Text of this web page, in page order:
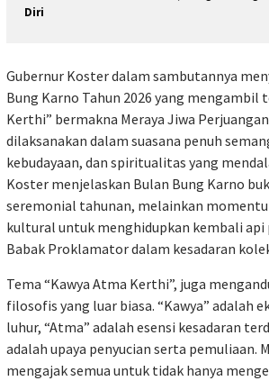
Diri
Gubernur Koster dalam sambutannya
Bung Karno Tahun 2026 yang mengambil
Kerthi” bermakna Meraya Jiwa
dilaksanakan dalam suasana penuh
kebudayaan, dan spiritualitas yang
Koster menjelaskan Bulan Bung Karno
seremonial tahunan, melainkan
kultural untuk menghidupkan kembali api
Babak Proklamator dalam kesadaran
Tema “Kawya Atma Kerthi”, juga
filosofis yang luar biasa. “Kawya” adalah
luhur, “Atma” adalah esensi kesadaran
adalah upaya penyucian serta pemuliaan.
mengajak semua untuk tidak hanya